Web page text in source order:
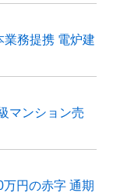
務提携 電炉建
マンション売
円の赤字 通期